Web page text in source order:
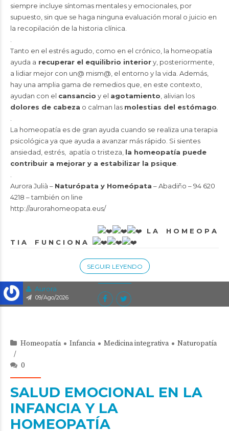
Aurora
09/Ago/2026
siempre incluye síntomas mentales y emocionales, por
supuesto, sin que se haga ninguna evaluación moral o juicio en
la recopilación de la historia clínica.
.
Tanto en el estrés agudo, como en el crónico, la homeopatía
ayuda a recuperar el equilibrio interiory, posteriormente,
a lidiar mejor con un@ mism@, el entorno y la vida. Además,
hay una amplia gama de remedios que, en este contexto,
ayudan con el cansancio y el agotamiento, alivian los
dolores de cabeza o calman las molestias del estómago.
.
La homeopatía es de gran ayuda cuando se realiza una terapia
psicológica ya que ayuda a avanzar más rápido. Si sientes
ansiedad, estrés, apatía o tristeza, la homeopatía puede
contribuir a mejorar y a estabilizar la psique.
.
Aurora Julià – Naturópata y Homeópata – Abadiño – 94 620
4218 – también on line
http://aurorahomeopata.eus/
L A H O M E O P A
T I A F U N C I O N A
SEGUIR LEYENDO
Homeopatía Infancia Medicina integrativa Naturopatía
0
SALUD EMOCIONAL EN LA
INFANCIA Y LA
HOMEOPATÍA